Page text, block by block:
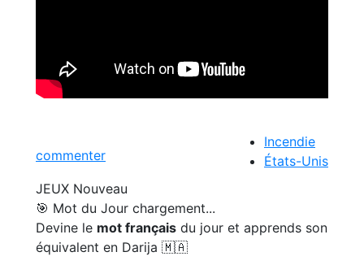
commenter
Incendie
États-Unis
JEUX Nouveau
🎯 Mot du Jour chargement...
Devine le mot français du jour et apprends son
équivalent en Darija 🇲🇦